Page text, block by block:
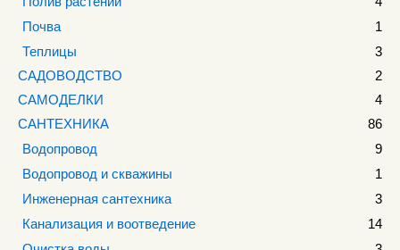
Почва
1
Теплицы
3
САДОВОДСТВО
2
САМОДЕЛКИ
4
САНТЕХНИКА
86
Водопровод
9
Водопровод и скважины
1
Инженерная сантехника
3
Канализация и воотведение
14